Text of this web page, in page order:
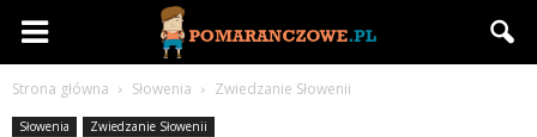
Pomaranczowe.pl
Strona główna Słowenia Zwiedzanie Słowenii
Słowenia Zwiedzanie Słowenii